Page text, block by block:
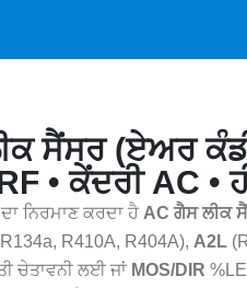
ਸੈਂਸਰ (ਏਅਰ
• ਕੇਂਦਰੀ AC •
ਨਿਰਮਾਣ ਕਰਦਾ ਹੈ AC ਗੈਸ ਲੀਕ
R410A, R404A), A2L
ਚੇਤਾਵਨੀ ਲਈ ਜਾਂ MOS/DIR